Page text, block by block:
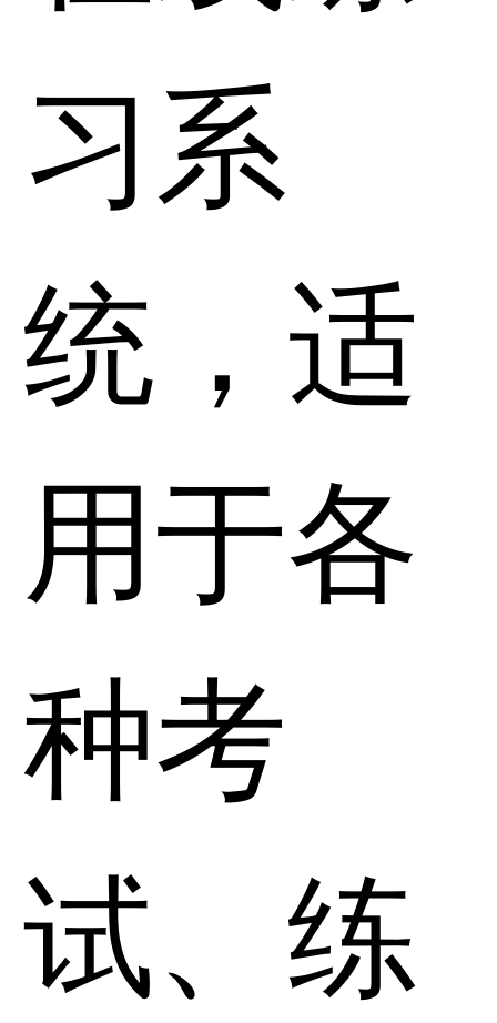
习系
统，适
用于各
种考
试、练